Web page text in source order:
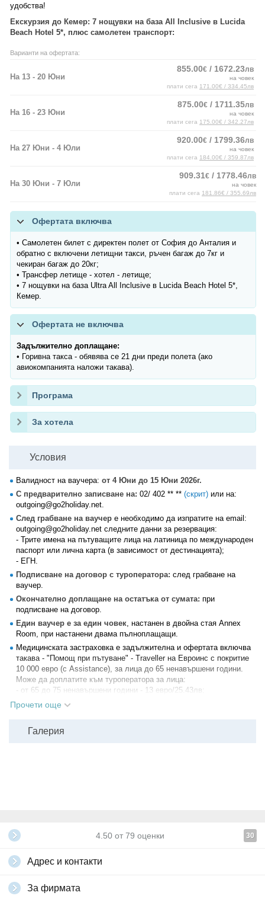
удобства!
Екскурзия до Кемер: 7 нощувки на база All Inclusive в Lucida
Beach Hotel 5*, плюс самолетен транспорт:
Варианти на офертата:
На 13 - 20 Юни
855.00€ / 1672.23лв
на човек
плати сега 171.00€ / 334.45лв
На 16 - 23 Юни
875.00€ / 1711.35лв
на човек
плати сега 175.00€ / 342.27лв
На 27 Юни - 4 Юли
920.00€ / 1799.36лв
на човек
плати сега 184.00€ / 359.87лв
На 30 Юни - 7 Юли
909.31€ / 1778.46лв
на човек
плати сега 181.86€ / 355.69лв
Офертата включва
• Самолетен билет с директен полет от София до Анталия и
обратно с включени летищни такси, ръчен багаж до 7кг и
чекиран багаж до 20кг;
• Трансфер летище - хотел - летище;
• 7 нощувки на база Ultra All Inclusive в Lucida Beach Hotel 5*,
Кемер.
Офертата не включва
Задължително доплащане:
• Горивна такса - обявява се 21 дни преди полета (ако
авиокомпанията наложи такава).
Програма
За хотела
Условия
Валидност на ваучера: от 4 Юни до 15 Юни 2026г.
С предварително записване на: 02/ 402 ** ** (скрит) или на:
outgoing@go2holiday.net.
След грабване на ваучер е необходимо да изпратите на email:
outgoing@go2holiday.net следните данни за резервация:
- Трите имена на пътуващите лица на латиница по международен
паспорт или лична карта (в зависимост от дестинацията);
- ЕГН.
Подписване на договор с туроператора: след грабване на
ваучер.
Окончателно доплащане на остатъка от сумата: при
подписване на договор.
Един ваучер е за един човек, настанен в двойна стая Annex
Room, при настанени двама пълноплащащи.
Медицинската застраховка е задължителна и офертата включва
такава - "Помощ при пътуване" - Traveller на Евроинс с покритие
10 000 евро (с Assistance), за лица до 65 ненавършени години.
Може да доплатите към туроператора за лица:
- от 65 до 75 ненавършени години - 13 евро/25.43лв;
отправите запитване към туроператора.
Необходими документи
Прочети още
Галерия
4.50 от 79 оценки 30
Адрес и контакти
За фирмата